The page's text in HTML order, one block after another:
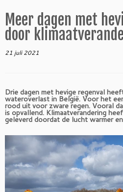
Meer dagen met
door
21 juli 2021
Drie dagen met hevige regenval
wateroverlast in België. Voor het
rood uit voor zware regen. Vooral
is opvallend. Klimaatverandering
geleverd doordat de lucht warmer